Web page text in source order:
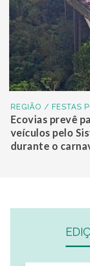
REGIÃO / FESTAS
Ecovias prevê
veículos pelo
durante o